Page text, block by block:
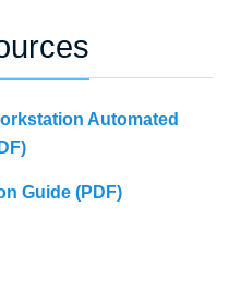
Automated
Guide (PDF)